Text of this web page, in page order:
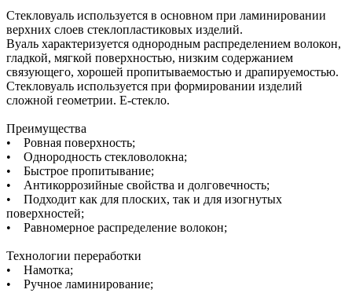
Стекловуаль используется в основном при ламинировании
верхних слоев стеклопластиковых изделий.
Вуаль характеризуется однородным распределением волокон,
гладкой, мягкой поверхностью, низким содержанием
связующего, хорошей пропитываемостью и драпируемостью.
Стекловуаль используется при формировании изделий
сложной геометрии. Е-стекло.
Преимущества
• Ровная поверхность;
• Однородность стекловолокна;
• Быстрое пропитывание;
• Антикоррозийные свойства и долговечность;
• Подходит как для плоских, так и для изогнутых
поверхностей;
• Равномерное распределение волокон;
Технологии переработки
• Намотка;
• Ручное ламинирование;